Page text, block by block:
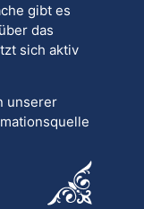
gibt es
das
sich aktiv
unserer